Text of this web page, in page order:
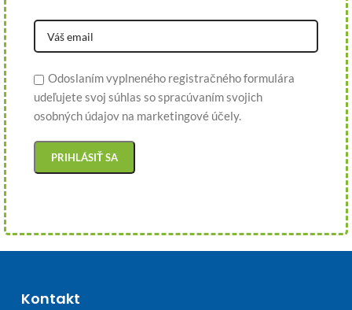
Odoslaním vyplneného registračného formulára
udeľujete svoj súhlas so spracúvaním svojich
osobných údajov na marketingové účely.
Kontakt